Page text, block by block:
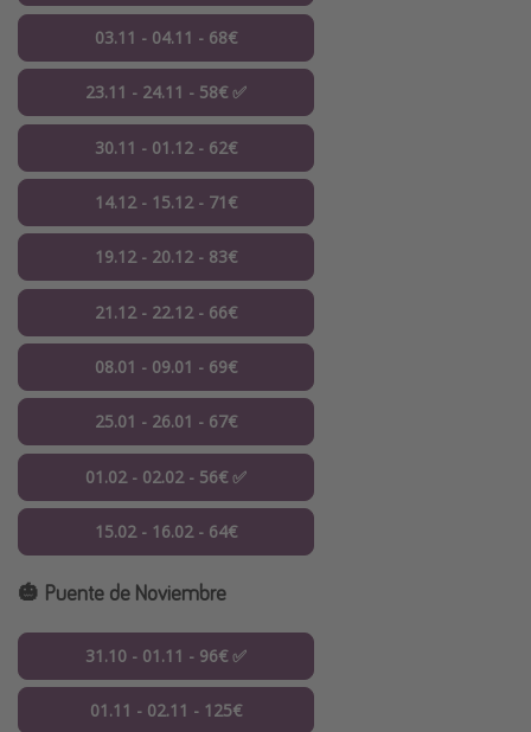
03.11 - 04.11 - 68€
23.11 - 24.11 - 58€ ✅
30.11 - 01.12 - 62€
14.12 - 15.12 - 71€
19.12 - 20.12 - 83€
21.12 - 22.12 - 66€
08.01 - 09.01 - 69€
25.01 - 26.01 - 67€
01.02 - 02.02 - 56€ ✅
15.02 - 16.02 - 64€
🎃 Puente de Noviembre
31.10 - 01.11 - 96€ ✅
01.11 - 02.11 - 125€